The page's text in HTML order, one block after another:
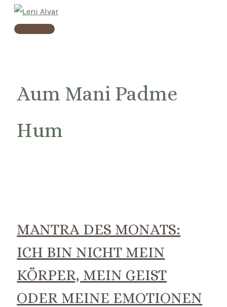
Skip
Main
Aum Mani Padme
Hum
MANTRA DES MONATS:
ICH BIN NICHT MEIN
KÖRPER, MEIN GEIST
ODER MEINE EMOTIONEN